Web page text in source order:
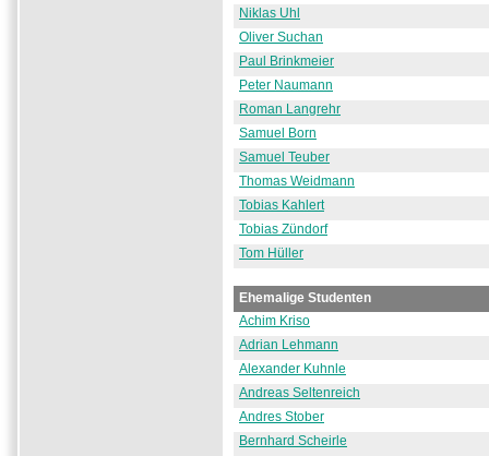
Niklas Uhl
Oliver Suchan
Paul Brinkmeier
Peter Naumann
Roman Langrehr
Samuel Born
Samuel Teuber
Thomas Weidmann
Tobias Kahlert
Tobias Zündorf
Tom Hüller
Ehemalige Studenten
Achim Kriso
Adrian Lehmann
Alexander Kuhnle
Andreas Seltenreich
Andres Stober
Bernhard Scheirle